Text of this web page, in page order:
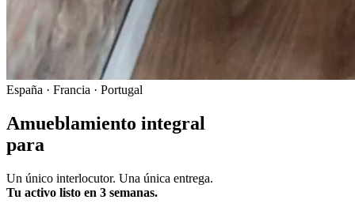
España · Francia · Portugal
Amueblamiento integral
para
Un único interlocutor. Una única entrega.
Tu activo listo en 3 semanas.